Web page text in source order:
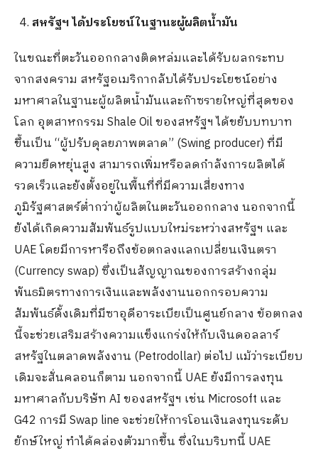
สหรัฐฯ ได้ประโยชน์ในฐานะผู้ผลิตน้ำมัน
ในขณะที่ตะวันออกกลางติดหล่มและได้รับผลกระทบ
จากสงคราม สหรัฐอเมริกากลับได้รับประโยชน์อย่าง
มหาศาลในฐานะผู้ผลิตน้ำมันและก๊าซรายใหญ่ที่สุดของ
โลก อุตสาหกรรม Shale Oil ของสหรัฐฯ ได้ขยับบทบาท
ขึ้นเป็น “ผู้ปรับดุลยภาพตลาด” (Swing producer) ที่มี
ความยืดหยุ่นสูง สามารถเพิ่มหรือลดกำลังการผลิตได้
รวดเร็วและยังตั้งอยู่ในพื้นที่ที่มีความเสี่ยงทาง
ภูมิรัฐศาสตร์ต่ำกว่าผู้ผลิตในตะวันออกกลาง นอกจากนี้
ยังได้เกิดความสัมพันธ์รูปแบบใหม่ระหว่างสหรัฐฯ และ
UAE โดยมีการหารือถึงข้อตกลงแลกเปลี่ยนเงินตรา
(Currency swap) ซึ่งเป็นสัญญาณของการสร้างกลุ่ม
พันธมิตรทางการเงินและพลังงานนอกกรอบความ
สัมพันธ์ดั้งเดิมที่มีซาอุดีอาระเบียเป็นศูนย์กลาง ข้อตกลง
นี้จะช่วยเสริมสร้างความแข็งแกร่งให้กับเงินดอลลาร์
สหรัฐในตลาดพลังงาน (Petrodollar) ต่อไป แม้ว่าระเบียบ
เดิมจะสั่นคลอนก็ตาม นอกจากนี้ UAE ยังมีการลงทุน
มหาศาลกับบริษัท AI ของสหรัฐฯ เช่น Microsoft และ
G42 การมี Swap line จะช่วยให้การโอนเงินลงทุนระดับ
ยักษ์ใหญ่ ทำได้คล่องตัวมากขึ้น ซึ่งในบริบทนี้ UAE